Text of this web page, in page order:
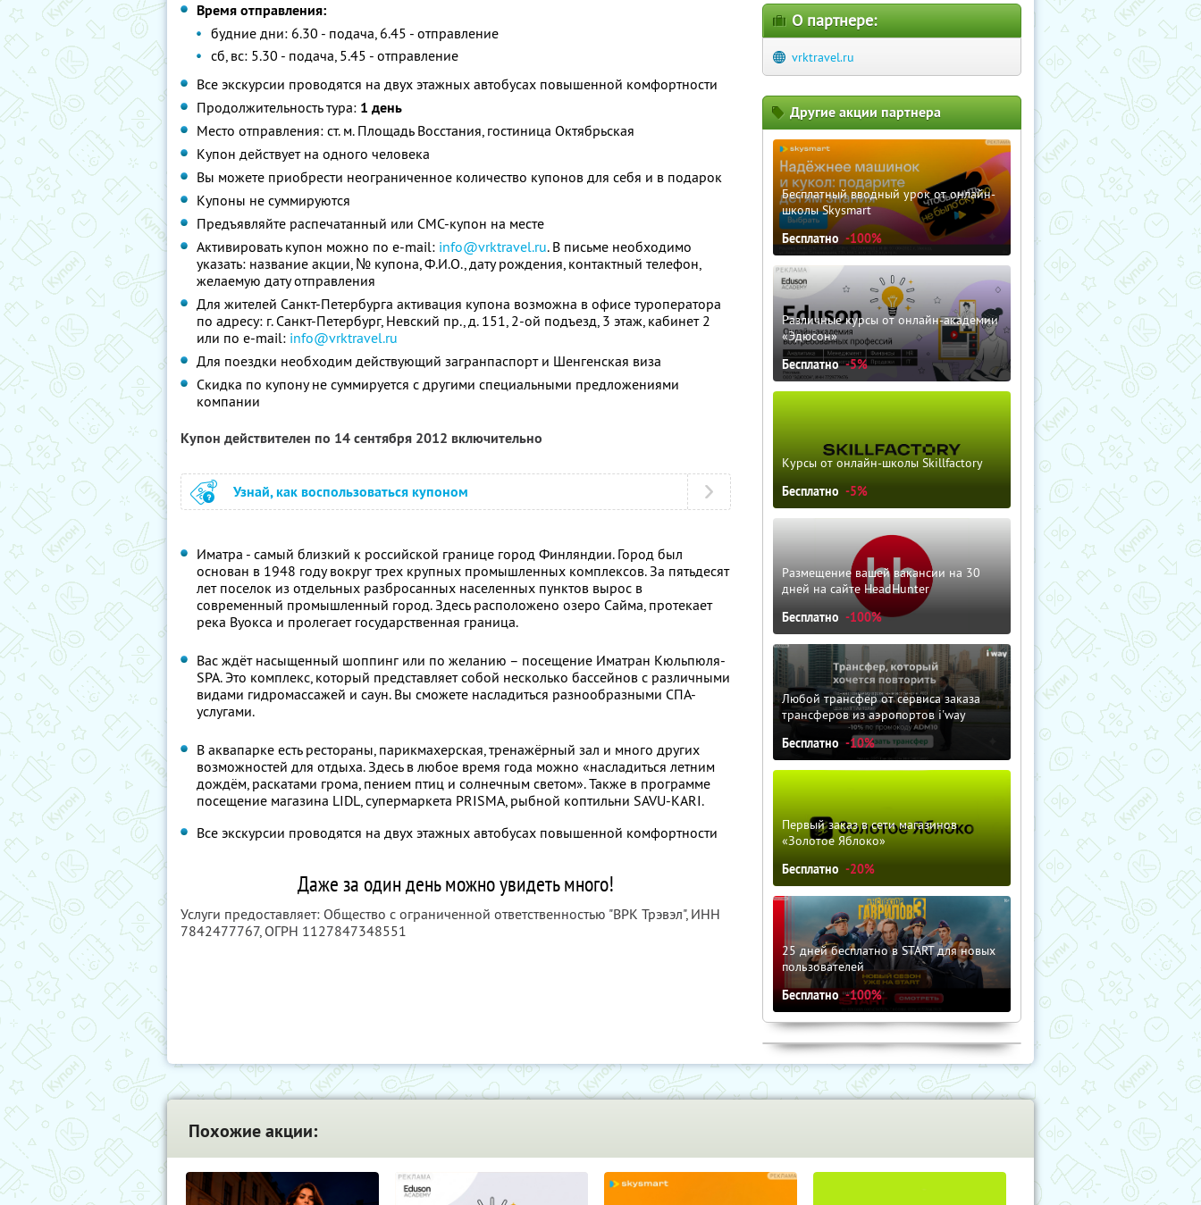
Время отправления:
будние дни: 6.30 - подача, 6.45 - отправление
сб, вс: 5.30 - подача, 5.45 - отправление
Все экскурсии проводятся на двух этажных автобусах повышенной комфортности
Продолжительность тура: 1 день
Место отправления: ст. м. Площадь Восстания, гостиница Октябрьская
Купон действует на одного человека
Вы можете приобрести неограниченное количество купонов для себя и в подарок
Купоны не суммируются
Предъявляйте распечатанный или СМС-купон на месте
Активировать купон можно по e-mail: info@vrktravel.ru. В письме необходимо
указать: название акции, № купона, Ф.И.О., дату рождения, контактный телефон,
желаемую дату отправления
Для жителей Санкт-Петербурга активация купона возможна в офисе туроператора
по адресу: г. Санкт-Петербург, Невский пр., д. 151, 2-ой подъезд, 3 этаж, кабинет 2
или по e-mail: info@vrktravel.ru
Для поездки необходим действующий загранпаспорт и Шенгенская виза
Скидка по купону не суммируется с другими специальными предложениями
компании
Купон действителен по 14 сентября 2012 включительно
Узнай, как воспользоваться купоном
Иматра - самый близкий к российской границе город Финляндии. Город был
основан в 1948 году вокруг трех крупных промышленных комплексов. За пятьдесят
лет поселок из отдельных разбросанных населенных пунктов вырос в
современный промышленный город. Здесь расположено озеро Сайма, протекает
река Вуокса и пролегает государственная граница.
Вас ждёт насыщенный шоппинг или по желанию – посещение Иматран Кюльпюля-
SPA. Это комплекс, который представляет собой несколько бассейнов с различными
видами гидромассажей и саун. Вы сможете насладиться разнообразными СПА-
услугами.
В аквапарке есть рестораны, парикмахерская, тренажёрный зал и много других
возможностей для отдыха. Здесь в любое время года можно «насладиться летним
дождём, раскатами грома, пением птиц и солнечным светом». Также в программе
посещение магазина LIDL, супермаркета PRISMA, рыбной коптильни SAVU-KARI.
Все экскурсии проводятся на двух этажных автобусах повышенной комфортности
Даже за один день можно увидеть много!
Услуги предоставляет: Общество с ограниченной ответственностью "ВРК Трэвэл", ИНН
7842477767, ОГРН 1127847348551
О партнере:
vrktravel.ru
Другие акции партнера
Бесплатный вводный урок от онлайн-
школы Skysmart
Бесплатно -100%
Различные курсы от онлайн-академии
«Эдюсон»
Бесплатно -5%
Курсы от онлайн-школы Skillfactory
Бесплатно -5%
Размещение вашей вакансии на 30
дней на сайте HeadHunter
Бесплатно -100%
Любой трансфер от сервиса заказа
трансферов из аэропортов i'way
Бесплатно -10%
Первый заказ в сети магазинов
«Золотое Яблоко»
Бесплатно -20%
25 дней бесплатно в START для новых
пользователей
Бесплатно -100%
Похожие акции: